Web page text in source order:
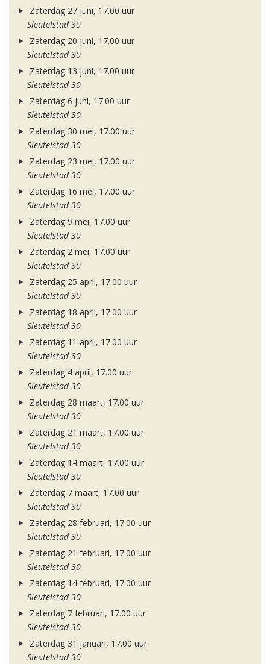
Zaterdag 27 juni, 17.00 uur
Sleutelstad 30
Zaterdag 20 juni, 17.00 uur
Sleutelstad 30
Zaterdag 13 juni, 17.00 uur
Sleutelstad 30
Zaterdag 6 juni, 17.00 uur
Sleutelstad 30
Zaterdag 30 mei, 17.00 uur
Sleutelstad 30
Zaterdag 23 mei, 17.00 uur
Sleutelstad 30
Zaterdag 16 mei, 17.00 uur
Sleutelstad 30
Zaterdag 9 mei, 17.00 uur
Sleutelstad 30
Zaterdag 2 mei, 17.00 uur
Sleutelstad 30
Zaterdag 25 april, 17.00 uur
Sleutelstad 30
Zaterdag 18 april, 17.00 uur
Sleutelstad 30
Zaterdag 11 april, 17.00 uur
Sleutelstad 30
Zaterdag 4 april, 17.00 uur
Sleutelstad 30
Zaterdag 28 maart, 17.00 uur
Sleutelstad 30
Zaterdag 21 maart, 17.00 uur
Sleutelstad 30
Zaterdag 14 maart, 17.00 uur
Sleutelstad 30
Zaterdag 7 maart, 17.00 uur
Sleutelstad 30
Zaterdag 28 februari, 17.00 uur
Sleutelstad 30
Zaterdag 21 februari, 17.00 uur
Sleutelstad 30
Zaterdag 14 februari, 17.00 uur
Sleutelstad 30
Zaterdag 7 februari, 17.00 uur
Sleutelstad 30
Zaterdag 31 januari, 17.00 uur
Sleutelstad 30